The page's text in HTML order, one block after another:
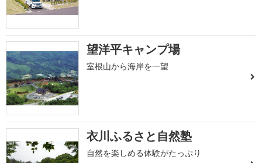
望洋平キャンプ場
室根山から海岸を一望
衣川ふるさと自然塾
自然を楽しめる体験がたっぷり